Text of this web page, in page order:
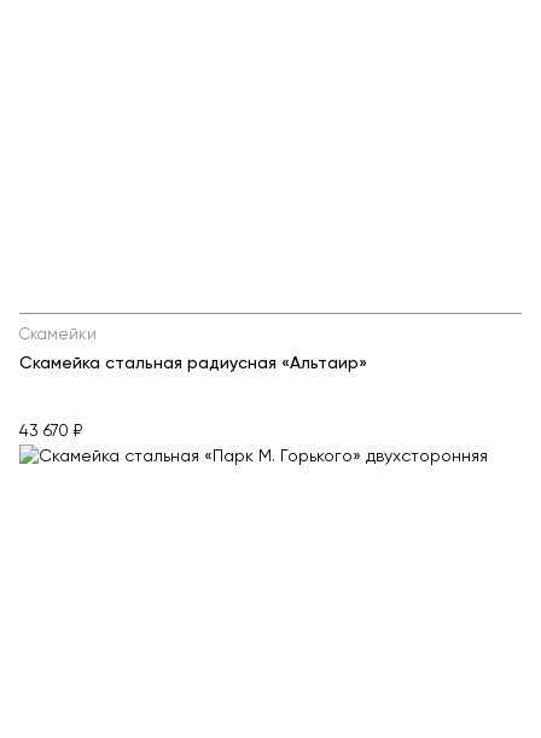
Скамейки
Скамейка стальная радиусная «Альтаир»
43 670 ₽